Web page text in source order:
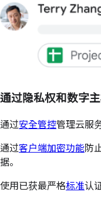
通过隐私权和数字
通过安全管控管理云服
通过客户端加密功能防
据。
使用已获最严格标准认